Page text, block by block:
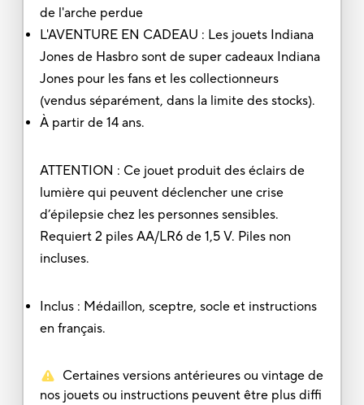
de l'arche perdue
L'AVENTURE EN CADEAU : Les jouets Indiana
Jones de Hasbro sont de super cadeaux Indiana
Jones pour les fans et les collectionneurs
(vendus séparément, dans la limite des stocks).
À partir de 14 ans.
ATTENTION : Ce jouet produit des éclairs de
lumière qui peuvent déclencher une crise
d’épilepsie chez les personnes sensibles.
Requiert 2 piles AA/LR6 de 1,5 V. Piles non
incluses.
Inclus : Médaillon, sceptre, socle et instructions
en français.
Certaines versions antérieures ou vintage de
nos jouets ou instructions peuvent être plus diffi